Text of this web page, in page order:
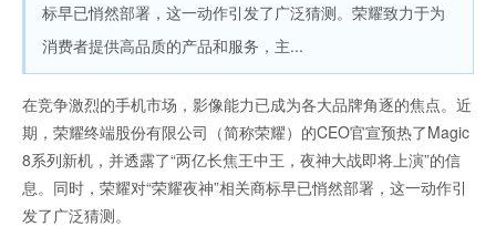
标早已悄然部署，这一动作引发了广泛猜测。荣耀致力于为
消费者提供高品质的产品和服务，主...
在竞争激烈的手机市场，影像能力已成为各大品牌角逐的焦点。近
期，荣耀终端股份有限公司（简称荣耀）的CEO官宣预热了Magic
8系列新机，并透露了“两亿长焦王中王，夜神大战即将上演”的信
息。同时，荣耀对“荣耀夜神”相关商标早已悄然部署，这一动作引
发了广泛猜测。